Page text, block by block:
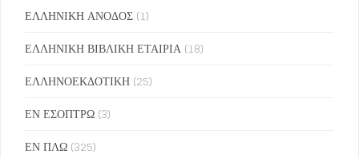
ΕΛΛΗΝΙΚΗ ΑΝΟΔΟΣ (1)
ΕΛΛΗΝΙΚΗ ΒΙΒΛΙΚΗ ΕΤΑΙΡΙΑ (18)
ΕΛΛΗΝΟΕΚΔΟΤΙΚΗ (25)
ΕΝ ΕΣΟΠΤΡΩ (3)
ΕΝ ΠΛΩ (325)